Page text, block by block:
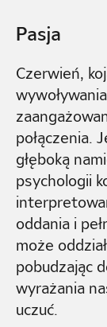
Pasja
Czerwień,
połączenia.
głęboką
psychologii
oddania i
może
pobudzając
wyrażania
uczuć.